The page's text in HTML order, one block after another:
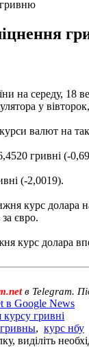
на середу, 18
у
валют на
гривні (-
(-2,0019).
курс долара
євро.
курс долара
в Telegram.
в Google News
гривні
, курс нбу
виділіть